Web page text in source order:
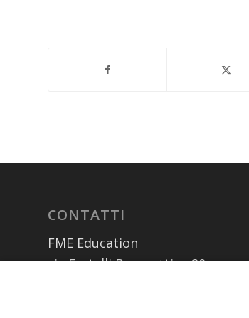
CONTATTI
FME Education
via Fratelli Bronzetti n. 20